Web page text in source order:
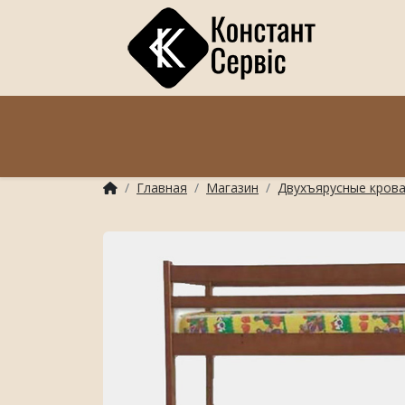
Главная Магазин Двухъярусные